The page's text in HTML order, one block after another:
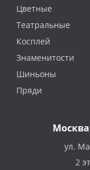
Цветные
Театральные
Косплей
Знаменитости
Шиньоны
Пряди
Москва
ул.
2